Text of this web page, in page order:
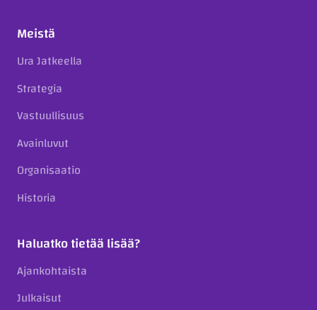
Meistä
Ura Jatkeella
Strategia
Vastuullisuus
Avainluvut
Organisaatio
Historia
Haluatko tietää lisää?
Ajankohtaista
Julkaisut